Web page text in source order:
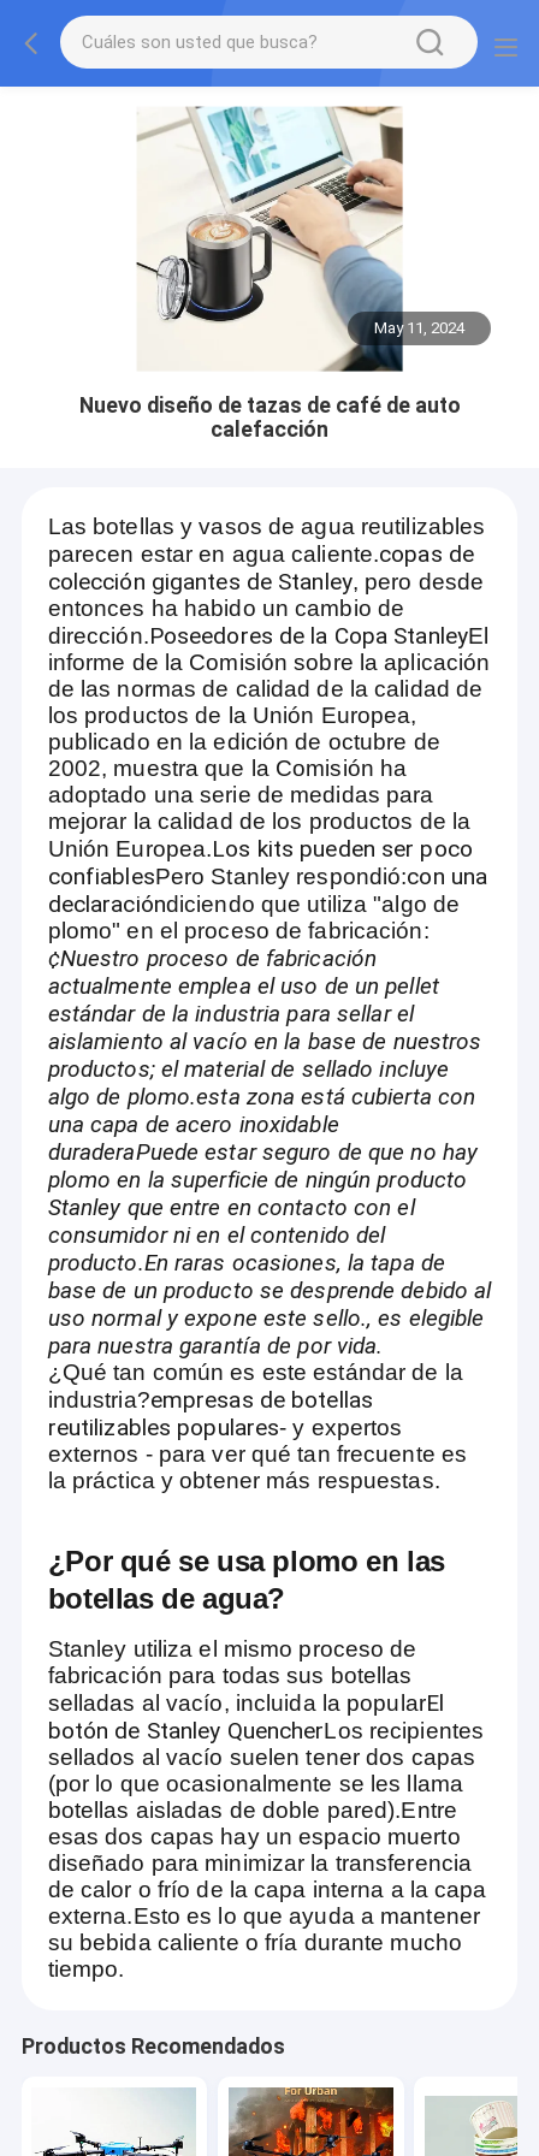
May 11, 2024
Nuevo diseño de tazas de café de auto
calefacción
Las botellas y vasos de agua reutilizables
parecen estar en agua caliente.copas de
colección gigantes de Stanley, pero desde
entonces ha habido un cambio de
dirección.Poseedores de la Copa StanleyEl
informe de la Comisión sobre la aplicación
de las normas de calidad de la calidad de
los productos de la Unión Europea,
publicado en la edición de octubre de
2002, muestra que la Comisión ha
adoptado una serie de medidas para
mejorar la calidad de los productos de la
Unión Europea.Los kits pueden ser poco
confiablesPero Stanley respondió:con una
declaracióndiciendo que utiliza "algo de
plomo" en el proceso de fabricación:
¢Nuestro proceso de fabricación
actualmente emplea el uso de un pellet
estándar de la industria para sellar el
aislamiento al vacío en la base de nuestros
productos; el material de sellado incluye
algo de plomo.esta zona está cubierta con
una capa de acero inoxidable
duraderaPuede estar seguro de que no hay
plomo en la superficie de ningún producto
Stanley que entre en contacto con el
consumidor ni en el contenido del
producto.En raras ocasiones, la tapa de
base de un producto se desprende debido al
uso normal y expone este sello., es elegible
para nuestra garantía de por vida.
¿Qué tan común es este estándar de la
industria?empresas de botellas
reutilizables populares- y expertos
externos - para ver qué tan frecuente es
la práctica y obtener más respuestas.
¿Por qué se usa plomo en las
botellas de agua?
Stanley utiliza el mismo proceso de
fabricación para todas sus botellas
selladas al vacío, incluida la popularEl
botón de Stanley QuencherLos recipientes
sellados al vacío suelen tener dos capas
(por lo que ocasionalmente se les llama
botellas aisladas de doble pared).Entre
esas dos capas hay un espacio muerto
diseñado para minimizar la transferencia
de calor o frío de la capa interna a la capa
externa.Esto es lo que ayuda a mantener
su bebida caliente o fría durante mucho
tiempo.
Productos Recomendados